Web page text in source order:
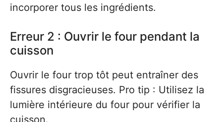
incorporer tous les ingrédients.
Erreur 2 : Ouvrir le four pendant la
cuisson
Ouvrir le four trop tôt peut entraîner des
fissures disgracieuses. Pro tip : Utilisez la
lumière intérieure du four pour vérifier la
cuisson.